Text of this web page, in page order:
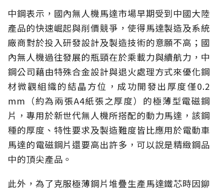
中鋼表示，國內無人機馬達市場早期受到中國大陸
產品的快速崛起與削價競爭，使得馬達製造及系統
廠商對於投入研發設計及製造技術的意願不高；國
內無人機過往發展的瓶頸在於乘載力與續航力，中
鋼公司藉由特殊合金設計與退火處理方式來優化鋼
材微觀組織的結晶方位，成功開發出厚度僅0.2
mm（約為兩張A4紙張之厚度）的極薄型電磁鋼
片，專用於新世代無人機所搭配的動力馬達，該鋼
種的厚度、特性要求及製造難度皆比應用於電動車
馬達的電磁鋼片還要高出許多，可以說是精緻鋼品
中的頂尖產品。
此外，為了克服極薄鋼片堆疊生產馬達鐵芯時因鉚